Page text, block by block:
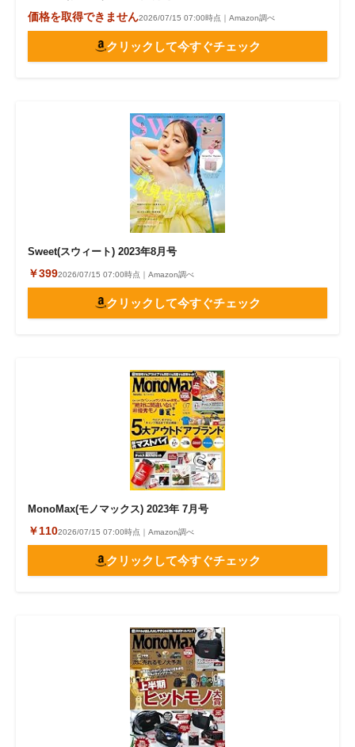
価格を取得できません2026/07/15 07:00時点｜Amazon調べ
クリックして今すぐチェック
Sweet(スウィート) 2023年8月号
￥3992026/07/15 07:00時点｜Amazon調べ
クリックして今すぐチェック
MonoMax(モノマックス) 2023年 7月号
￥1102026/07/15 07:00時点｜Amazon調べ
クリックして今すぐチェック